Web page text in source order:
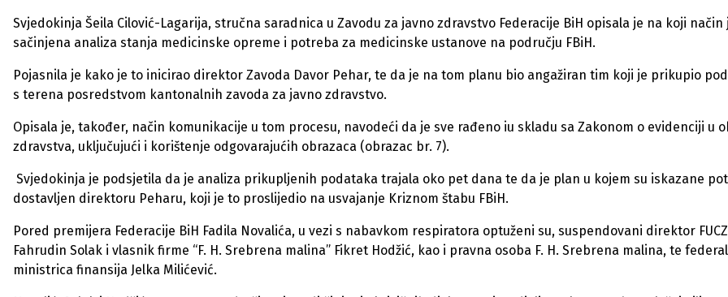
Svjedokinja Šeila Cilović-Lagarija, stručna saradnica u Zavodu za javno zdravstvo Federacije BiH opisala je na koji način
sačinjena analiza stanja medicinske opreme i potreba za medicinske ustanove na području FBiH.
Pojasnila je kako je to inicirao direktor Zavoda Davor Pehar, te da je na tom planu bio angažiran tim koji je prikupio
s terena posredstvom kantonalnih zavoda za javno zdravstvo.
Opisala je, također, način komunikacije u tom procesu, navodeći da je sve rađeno iu skladu sa Zakonom o evidenciji u
zdravstva, uključujući i korištenje odgovarajućih obrazaca (obrazac br. 7).
Svjedokinja je podsjetila da je analiza prikupljenih podataka trajala oko pet dana te da je plan u kojem su iskazane
dostavljen direktoru Peharu, koji je to proslijedio na usvajanje Kriznom štabu FBiH.
Pored premijera Federacije BiH Fadila Novalića, u vezi s nabavkom respiratora optuženi su, suspendovani direktor
Fahrudin Solak i vlasnik firme “F. H. Srebrena malina” Fikret Hodžić, kao i pravna osoba F. H. Srebrena malina, te
ministrica finansija Jelka Milićević.